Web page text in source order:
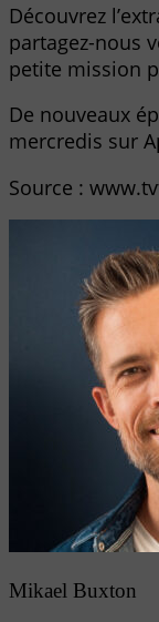
Découvrez
partagez-nous
petite mission
De nouveaux
mercredis sur
Source :
Mikael Buxton